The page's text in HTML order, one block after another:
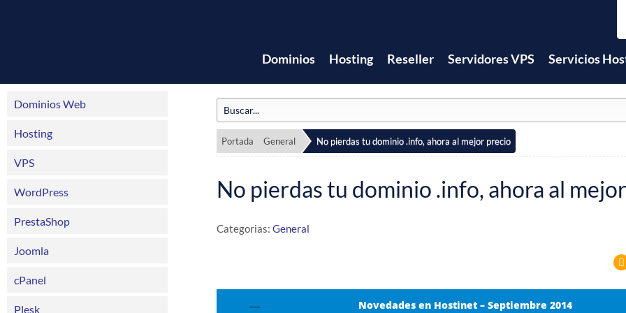
Dominios Hosting Reseller Servidores VPS Servicios
Dominios Web
Hosting
VPS
WordPress
PrestaShop
Joomla
cPanel
Plesk
Portada General No pierdas tu dominio .info, ahora al mejor precio
No pierdas tu dominio .info, ahora al
Categorias: General
Novedades en Hostinet – Septiembre 2014